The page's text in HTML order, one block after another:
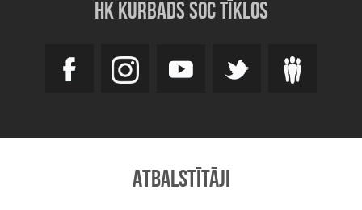
HK KURBADS SOC TĪKLOS
ATBALSTĪTĀJI